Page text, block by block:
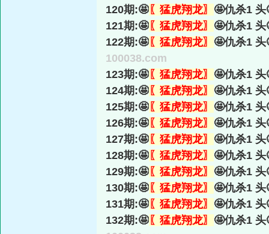
120期:🤩 〖猛虎翔龙〗 🤩仇杀1
121期:🤩 〖猛虎翔龙〗 🤩仇杀1
122期:🤩 〖猛虎翔龙〗 🤩仇杀1
100038.com
123期:🤩 〖猛虎翔龙〗 🤩仇杀1
124期:🤩 〖猛虎翔龙〗 🤩仇杀1
125期:🤩 〖猛虎翔龙〗 🤩仇杀1
126期:🤩 〖猛虎翔龙〗 🤩仇杀1
127期:🤩 〖猛虎翔龙〗 🤩仇杀1
128期:🤩 〖猛虎翔龙〗 🤩仇杀1
129期:🤩 〖猛虎翔龙〗 🤩仇杀1
130期:🤩 〖猛虎翔龙〗 🤩仇杀1
131期:🤩 〖猛虎翔龙〗 🤩仇杀1
132期:🤩 〖猛虎翔龙〗 🤩仇杀1